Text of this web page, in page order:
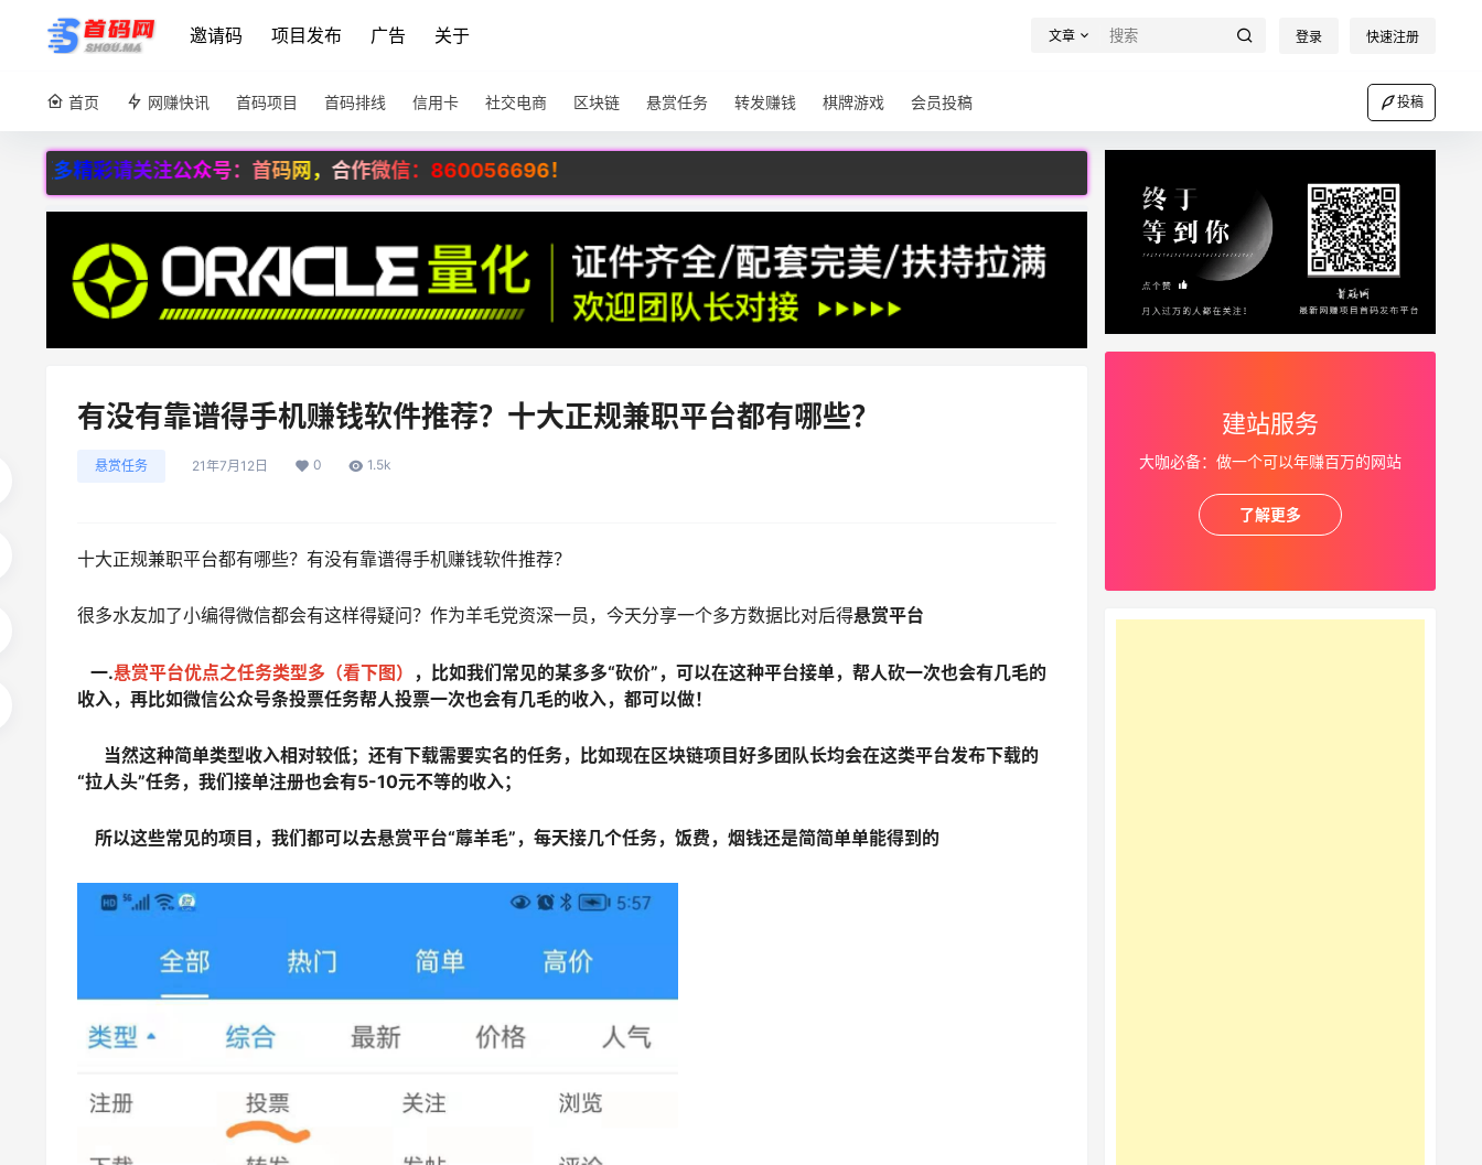
邀请码 项目发布 广告 关于 文章 登录 快速注册
首页 网赚快讯 首码项目 首码排线 信用卡 社交电商 区块链 悬赏任务 转发赚钱 棋牌游戏 会员投稿 投稿
彩请关注公众号：首码网，合作微信：860056696！
有没有靠谱得手机赚钱软件推荐？十大正规兼职平台都有哪些？
悬赏任务 21年7月12日 0 1.5k
十大正规兼职平台都有哪些？有没有靠谱得手机赚钱软件推荐？
很多水友加了小编得微信都会有这样得疑问？作为羊毛党资深一员，今天分享一个多方数据比对后得悬赏平台
一.悬赏平台优点之任务类型多（看下图）
，比如我们常见的某多多“砍价”，可以在这种平台接单，帮人砍一次也会有几毛的
收入，再比如微信公众号条投票任务帮人投票一次也会有几毛的收入，都可以做！
当然这种简单类型收入相对较低；还有下载需要实名的任务，比如现在区块链项目好多团队长均会在这类平台发布下载的
“拉人头”任务，我们接单注册也会有5-10元不等的收入；
所以这些常见的项目，我们都可以去悬赏平台“蓐羊毛”，每天接几个任务，饭费，烟钱还是简简单单能得到的
建站服务
大咖必备：做一个可以年赚百万的网站
了解更多